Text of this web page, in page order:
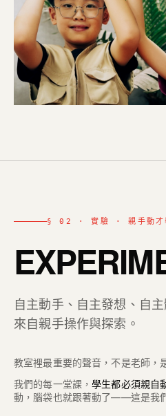
§ 02 · 實驗 · 親手動才
自主動手、自主發想、自
來自親手操作與探索。
教室裡最重要的聲音，不是老師，
我們的每一堂課，學生都必須親自
動，腦袋也就跟著動了——這是我